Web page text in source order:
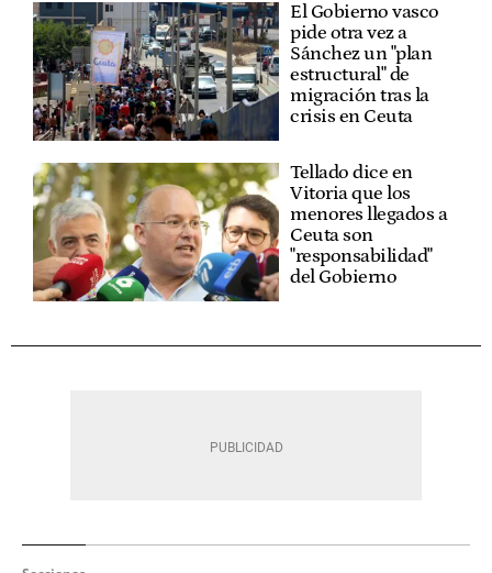
El Gobierno vasco
pide otra vez a
Sánchez un "plan
estructural" de
migración tras la
crisis en Ceuta
Tellado dice en
Vitoria que los
menores llegados a
Ceuta son
"responsabilidad"
del Gobierno